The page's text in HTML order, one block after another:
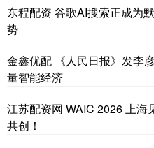
东程配资 谷歌AI搜索正成为
势
金鑫优配 《人民日报》发李
量智能经济
江苏配资网 WAIC 2026 上
共创！